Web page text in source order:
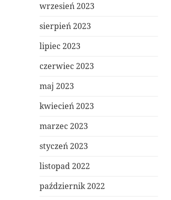
wrzesień 2023
sierpień 2023
lipiec 2023
czerwiec 2023
maj 2023
kwiecień 2023
marzec 2023
styczeń 2023
listopad 2022
październik 2022